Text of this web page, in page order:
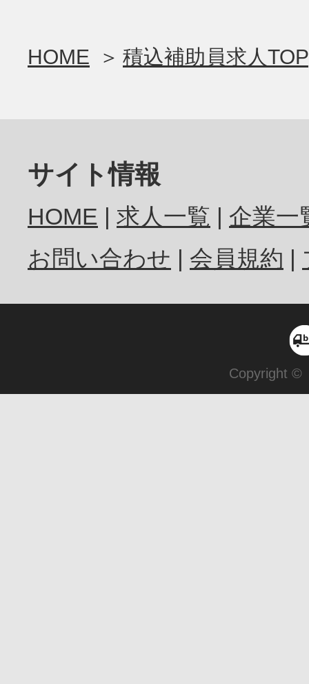
HOME 積込補助員求人TOP
サイト情報
HOME 求人一覧
企業一
お問い合わせ
会員規約
Copyright ©